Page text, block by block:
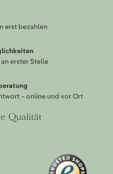
erst bezahlen
erster Stelle
– online und vor Ort
Qualität